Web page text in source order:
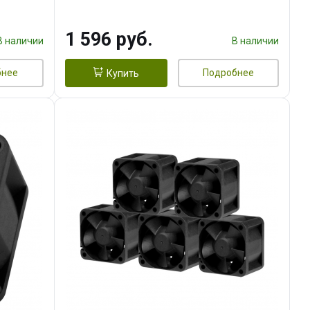
наличии 1 596 руб. В наличии
Купить Подробнее